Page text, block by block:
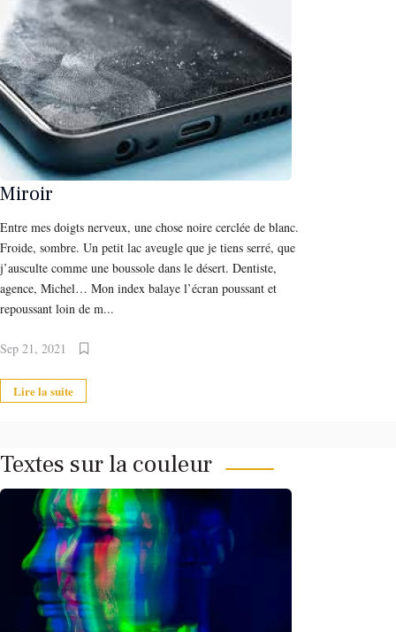
Miroir
Entre mes doigts nerveux, une chose noire cerclée de blanc.
Froide, sombre. Un petit lac aveugle que je tiens serré, que
j’ausculte comme une boussole dans le désert. Dentiste,
agence, Michel… Mon index balaye l’écran poussant et
repoussant loin de m...
Sep 21, 2021
Lire la suite
Textes sur la couleur